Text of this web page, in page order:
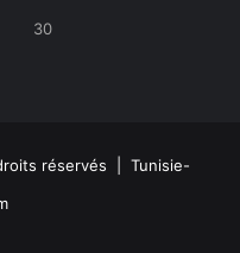
30
réservés | Tunisie-